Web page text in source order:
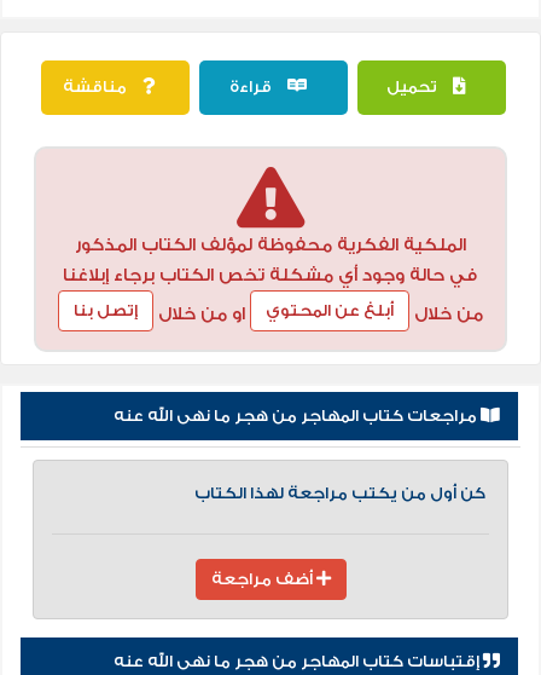
تحميل قراءة مناقشة
الملكية الفكرية محفوظة لمؤلف الكتاب المذكور
في حالة وجود أي مشكلة تخص الكتاب برجاء إبلاغنا
من خلال
أبلغ عن المحتوي او من خلال إتصل بنا
مراجعات كتاب المهاجر من هجر ما نهى الله عنه
كن أول من يكتب مراجعة لهذا الكتاب
أضف مراجعة
إقتباسات كتاب المهاجر من هجر ما نهى الله عنه